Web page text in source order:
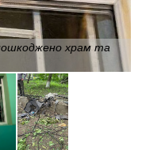
храм та